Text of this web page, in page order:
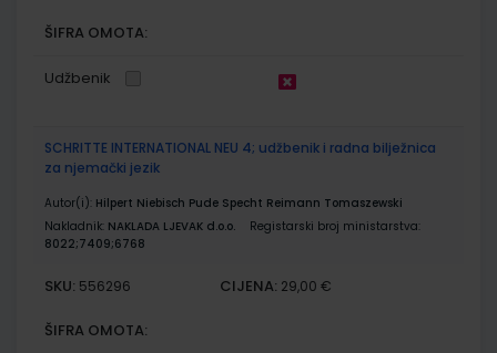
ŠIFRA OMOTA:
Udžbenik
SCHRITTE INTERNATIONAL NEU 4; udžbenik i radna bilježnica
za njemački jezik
Autor(i): Hilpert Niebisch Pude Specht Reimann Tomaszewski
Nakladnik: NAKLADA LJEVAK d.o.o.
Registarski broj ministarstva:
8022;7409;6768
SKU: 556296 CIJENA: 29,00 €
ŠIFRA OMOTA: